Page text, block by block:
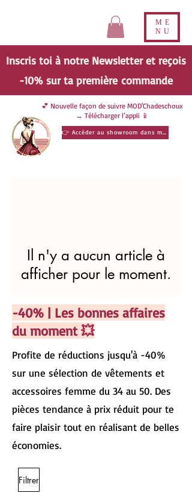
ME
NU
Inscris toi à notre Newsletter et reçois
-10% sur ta premièrecommande
💕 Nouvelle façon de suivre MOD'Chadeschoux
→ Télécharger l’appli 📱
👉 Accéder au showroom dans ma poche
Il n'y a aucun article à
afficher pour le moment.
-40% | Les bonnes affaires
du moment 💥
Profite de réductions jusqu'à -40%
sur une sélection de vêtements et
accessoires femme du 34 au 50. Des
pièces tendance à prix réduit pour te
faire plaisir tout en réalisant de belles
économies.
Filtrer